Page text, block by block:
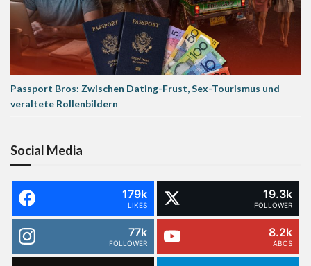
Passport Bros: Zwischen Dating-Frust, Sex-Tourismus und
veraltete Rollenbildern
Social Media
179k
LIKES
19.3k
FOLLOWER
77k
FOLLOWER
8.2k
ABOS